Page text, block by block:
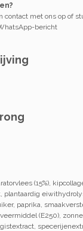
contact met ons op of
bericht
(15%),
plantaardig
paprika,
(E250),
gistextract,